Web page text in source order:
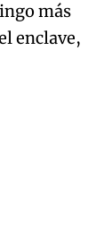
más
enclave,